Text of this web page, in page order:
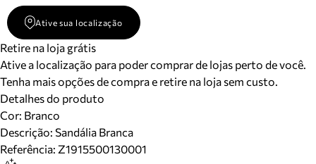
Ative sua localização
Retire na loja grátis
Ative a localização para poder comprar de lojas perto de você.
Tenha mais opções de compra e retire na loja sem custo.
Detalhes do produto
Cor: Branco
Descrição: Sandália Branca
Referência: Z1915500130001